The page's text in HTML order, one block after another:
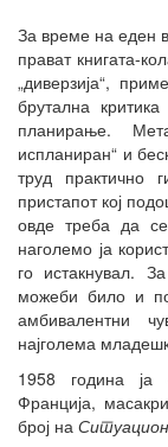
За време на еден
прават книгата-
„диверзија“,
брутална
планирање.
испланиран“ и
труд практично
пристапот кој
овде треба да
наголемо ја
го истакнувал.
можеби било и
амбивалентни
најголема
1958 година ја
Франција,
број на